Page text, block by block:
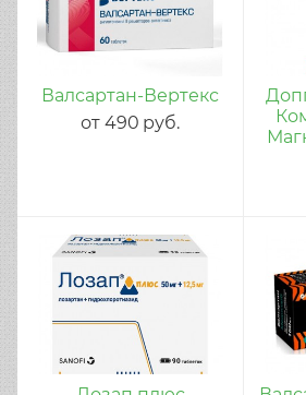
Валсартан-Вертекс
от 490 руб.